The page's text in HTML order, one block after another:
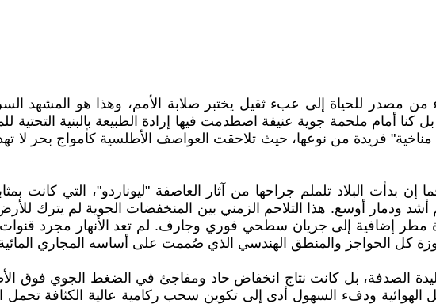
من مصدر للحياة إلى عبء ثقيل يختبر صلابة الأمم، وهذا هو
أمام ملحمة جوية عنيفة اصطدمت فيها إرادة الطبيعة بالبنية
فريدة من نوعها، حيث تلاحقت العواصف الأطلسية كأمواج بحر لا
بدأت البلاد تلملم جراحها من آثار العاصفة "ليوناردو"، التي كانت
أشد ودمار أوسع. هذا التلاحم الزمني بين المنخفضات الجوية لم يترك
إضافية إلى جريان سطحي فوري وجارف. لم تعد الأنهار مجرد
كل الحواجز والمنطق الهندسي الذي صُممت على أساسه المجاري
وليدة الصدفة، بل كانت نتاج انخفاض حاد ومفاجئ في الضغط الجوي فوق
الهوائية ودفء السهول أدى إلى تكوين سحب ركامية عالية الكثافة